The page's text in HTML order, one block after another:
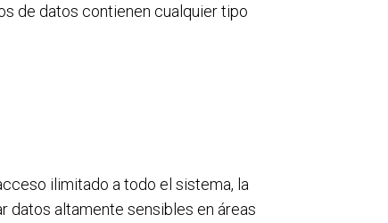
de datos contienen cualquier tipo
ilimitado a todo el sistema, la
datos altamente sensibles en áreas